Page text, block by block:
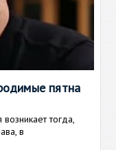
пятна
тогда,
в